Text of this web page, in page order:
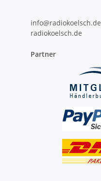
info@radiokoelsch.de
radiokoelsch.de
Partner